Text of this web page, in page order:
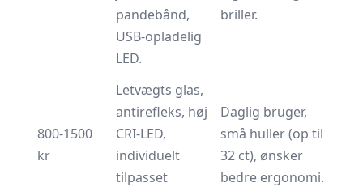
pandebånd,
USB-opladelig
LED.
briller.
800-1500
kr
Letvægts glas,
antirefleks, høj
CRI-LED,
individuelt
tilpasset
Daglig bruger,
små huller (op til
32 ct), ønsker
bedre ergonomi.